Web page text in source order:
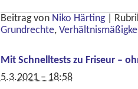
Beitrag von Niko Härting
Grundrechte,
Mit Schnelltests zu Friseur –
5.3.2021 – 18:58